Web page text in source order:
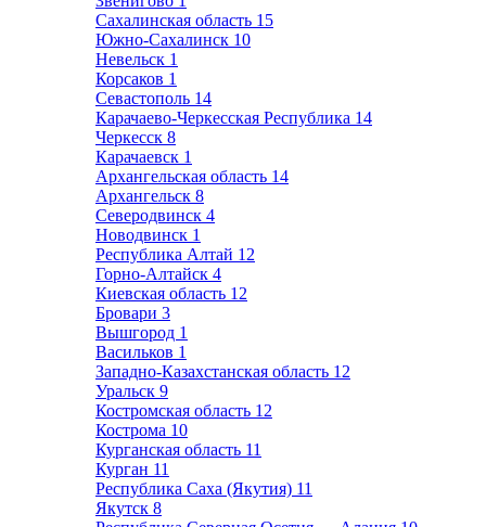
Сахалинская область 15
Южно-Сахалинск 10
Невельск 1
Корсаков 1
Севастополь 14
Карачаево-Черкесская Республика 14
Черкесск 8
Карачаевск 1
Архангельская область 14
Архангельск 8
Северодвинск 4
Новодвинск 1
Республика Алтай 12
Горно-Алтайск 4
Киевская область 12
Бровари 3
Вышгород 1
Васильков 1
Западно-Казахстанская область 12
Уральск 9
Костромская область 12
Кострома 10
Курганская область 11
Курган 11
Республика Саха (Якутия) 11
Якутск 8